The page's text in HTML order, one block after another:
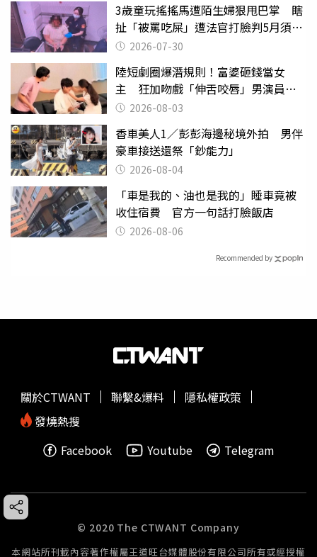
3歲童玩搖搖馬遭陌生婦狠甩巴掌 瞎
扯「被罵吃屎」遭法官打臉判5月須入
監 2026-07-30
陸短劇圈爆潛規則！富婆砸錢當女
主 狂加吻戲「伸舌咬唇」男演員崩
潰 2026-08-03
香車美人1／彭彭海邊秘境外拍 男伴
豪車接送還祭「鈔能力」
2026-08-04
「車是我的、油也是我的」睡車竟被
收住宿費 官方一句話打臉飯店
2026-08-06
Recommended by
關於CTWANT 聯繫&爆料
隱私權政策
發燒熱搜
Facebook
Youtube Telegram
© 2020 The CTWANT Company
本網站所刊載內容著作權屬王道旺台媒體股份有限公司所有或經授權